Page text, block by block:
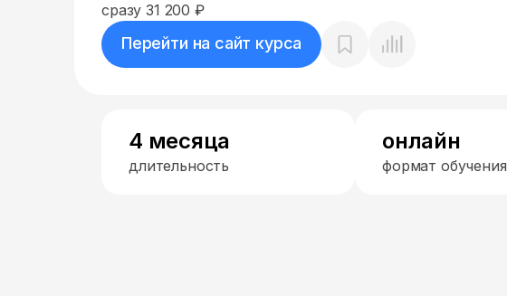
сразу 31 200 ₽
Перейти на сайт курса
4 месяца
длительность
онлайн
формат обучения